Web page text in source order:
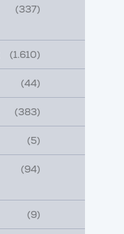
(337)
(1.610)
(44)
(383)
(5)
(94)
(9)